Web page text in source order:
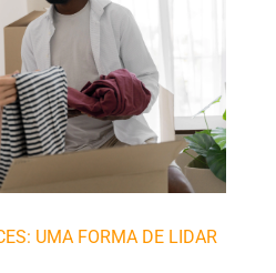
UMA FORMA DE LIDAR